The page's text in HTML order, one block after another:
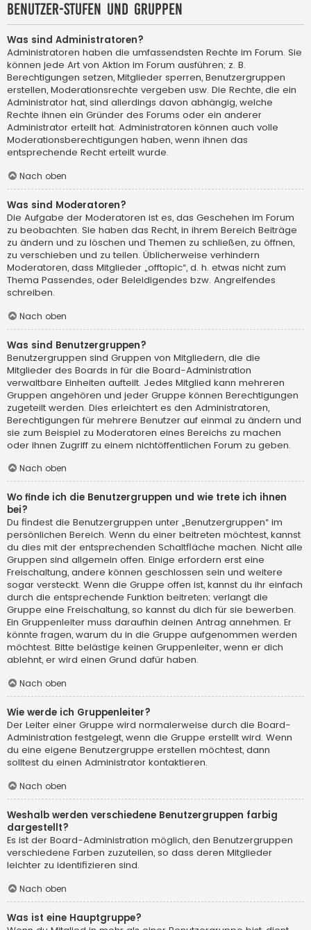
Benutzer-Stufen und Gruppen
Was sind Administratoren?
Administratoren haben die umfassendsten Rechte im Forum. Sie
können jede Art von Aktion im Forum ausführen; z. B.
Berechtigungen setzen, Mitglieder sperren, Benutzergruppen
erstellen, Moderationsrechte vergeben usw. Die Rechte, die ein
Administrator hat, sind allerdings davon abhängig, welche
Rechte ihnen ein Gründer des Forums oder ein anderer
Administrator erteilt hat. Administratoren können auch volle
Moderationsberechtigungen haben, wenn ihnen das
entsprechende Recht erteilt wurde.
Nach oben
Was sind Moderatoren?
Die Aufgabe der Moderatoren ist es, das Geschehen im Forum
zu beobachten. Sie haben das Recht, in ihrem Bereich Beiträge
zu ändern und zu löschen und Themen zu schließen, zu öffnen,
zu verschieben und zu teilen. Üblicherweise verhindern
Moderatoren, dass Mitglieder „offtopic“, d. h. etwas nicht zum
Thema Passendes, oder Beleidigendes bzw. Angreifendes
schreiben.
Nach oben
Was sind Benutzergruppen?
Benutzergruppen sind Gruppen von Mitgliedern, die die
Mitglieder des Boards in für die Board-Administration
verwaltbare Einheiten aufteilt. Jedes Mitglied kann mehreren
Gruppen angehören und jeder Gruppe können Berechtigungen
zugeteilt werden. Dies erleichtert es den Administratoren,
Berechtigungen für mehrere Benutzer auf einmal zu ändern und
sie zum Beispiel zu Moderatoren eines Bereichs zu machen
oder ihnen Zugriff zu einem nichtöffentlichen Forum zu geben.
Nach oben
Wo finde ich die Benutzergruppen und wie trete ich ihnen
bei?
Du findest die Benutzergruppen unter „Benutzergruppen“ im
persönlichen Bereich. Wenn du einer beitreten möchtest, kannst
du dies mit der entsprechenden Schaltfläche machen. Nicht alle
Gruppen sind allgemein offen. Einige erfordern erst eine
Freischaltung, andere können geschlossen sein und weitere
sogar versteckt. Wenn die Gruppe offen ist, kannst du ihr einfach
durch die entsprechende Funktion beitreten; verlangt die
Gruppe eine Freischaltung, so kannst du dich für sie bewerben.
Ein Gruppenleiter muss daraufhin deinen Antrag annehmen. Er
könnte fragen, warum du in die Gruppe aufgenommen werden
möchtest. Bitte belästige keinen Gruppenleiter, wenn er dich
ablehnt, er wird einen Grund dafür haben.
Nach oben
Wie werde ich Gruppenleiter?
Der Leiter einer Gruppe wird normalerweise durch die Board-
Administration festgelegt, wenn die Gruppe erstellt wird. Wenn
du eine eigene Benutzergruppe erstellen möchtest, dann
solltest du einen Administrator kontaktieren.
Nach oben
Weshalb werden verschiedene Benutzergruppen farbig
dargestellt?
Es ist der Board-Administration möglich, den Benutzergruppen
verschiedene Farben zuzuteilen, so dass deren Mitglieder
leichter zu identifizieren sind.
Nach oben
Was ist eine Hauptgruppe?